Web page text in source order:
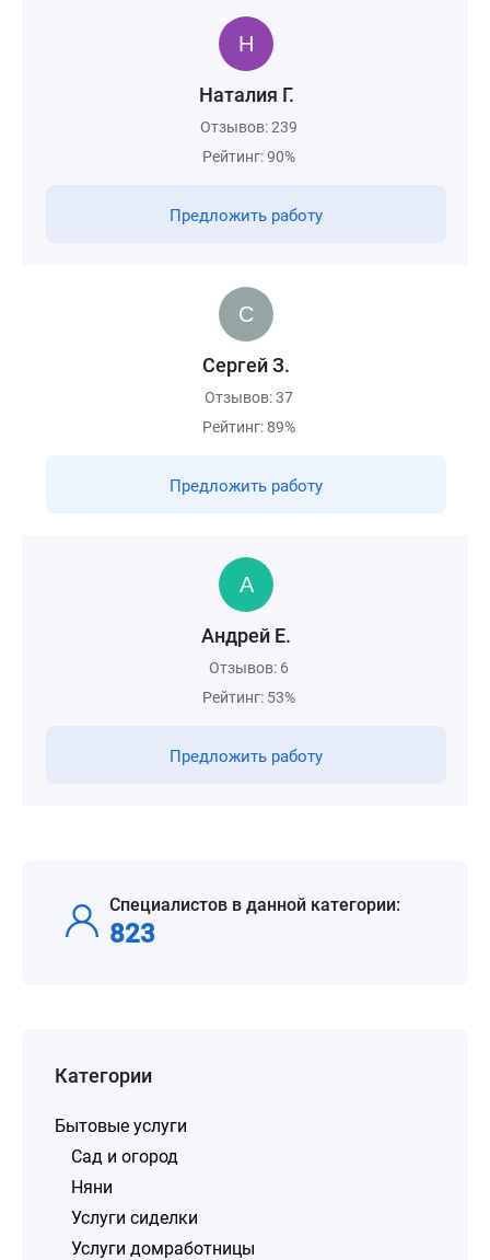
Наталия Г.
Отзывов: 239
Рейтинг: 90%
Предложить работу
Сергей З.
Отзывов: 37
Рейтинг: 89%
Предложить работу
Андрей Е.
Отзывов: 6
Рейтинг: 53%
Предложить работу
Специалистов в данной категории:
823
Категории
Бытовые услуги
Сад и огород
Няни
Услуги сиделки
Услуги домработницы